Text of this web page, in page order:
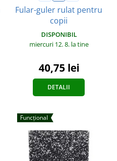
Fular-guler rulat pentru
copii
DISPONIBIL
miercuri 12. 8. la tine
40,75 lei
DETALII
Funcțional